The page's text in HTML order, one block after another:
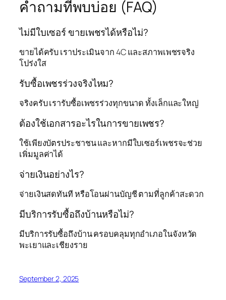
คำถามที่พบบ่อย (FAQ)
ไม่มีใบเซอร์ ขายเพชรได้หรือไม่?
ขายได้ครับ เราประเมินจาก 4C และสภาพเพชรจริง
โปร่งใส
รับซื้อเพชรร่วงจริงไหม?
จริงครับ เรารับซื้อเพชรร่วงทุกขนาด ทั้งเล็กและใหญ่
ต้องใช้เอกสารอะไรในการขายเพชร?
ใช้เพียงบัตรประชาชน และหากมีใบเซอร์เพชรจะช่วย
เพิ่มมูลค่าได้
จ่ายเงินอย่างไร?
จ่ายเงินสดทันที หรือโอนผ่านบัญชี ตามที่ลูกค้าสะดวก
มีบริการรับซื้อถึงบ้านหรือไม่?
มีบริการรับซื้อถึงบ้าน ครอบคลุมทุกอำเภอในจังหวัด
พะเยาและเชียงราย
September 2, 2025